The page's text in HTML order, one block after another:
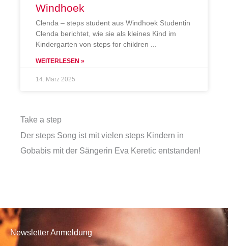
Windhoek
Clenda – steps student aus Windhoek Studentin
Clenda berichtet, wie sie als kleines Kind im
Kindergarten von steps for children
WEITERLESEN »
14. März 2025
Take a step
Der steps Song ist mit vielen steps Kindern in
Gobabis mit der Sängerin Eva Keretic entstanden!
Newsletter Anmeldung